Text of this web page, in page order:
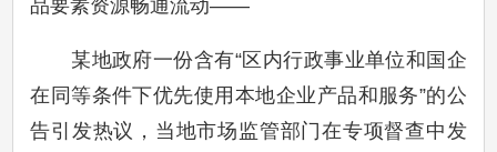
品要素资源畅通流动——
某地政府一份含有“区内行政事业单位和国企
在同等条件下优先使用本地企业产品和服务”的公
告引发热议，当地市场监管部门在专项督查中发